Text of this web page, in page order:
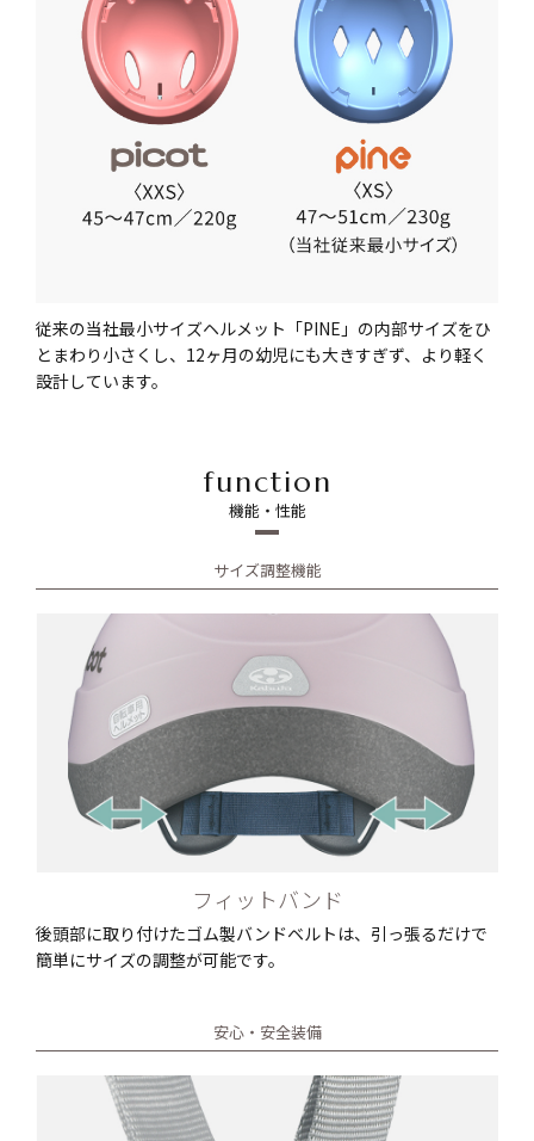
従来の当社最小サイズヘルメット「PINE」の内部サイズをひ
とまわり小さくし、 12ヶ月の幼児にも大きすぎず、より軽く
設計しています。
function
機能・性能
サイズ調整機能
フィットバンド
後頭部に取り付けたゴム製バンドベルトは、引っ張るだけで
簡単にサイズの調整が可能です。
安心・安全装備